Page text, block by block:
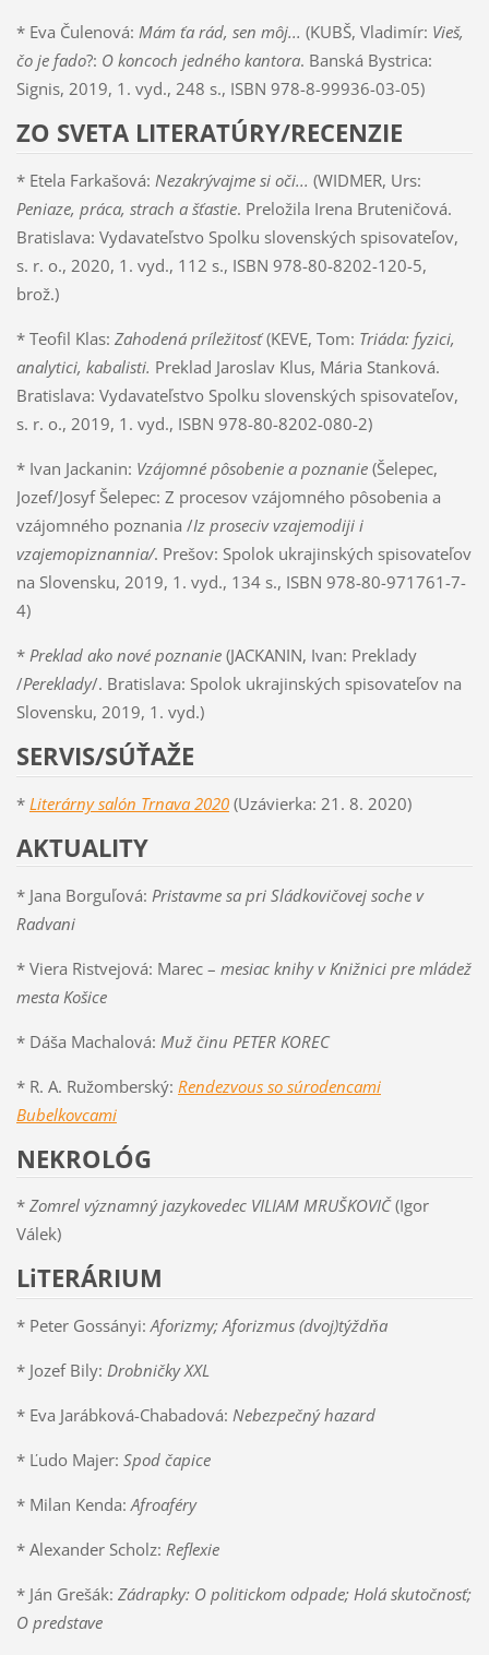
* Eva Čulenová: Mám ťa rád, sen môj... (KUBŠ, Vladimír: Vieš,
čo je fado?: O koncoch jedného kantora. Banská Bystrica:
Signis, 2019, 1. vyd., 248 s., ISBN 978-8-99936-03-05)
ZO SVETA LITERATÚRY/RECENZIE
* Etela Farkašová: Nezakrývajme si oči... (WIDMER, Urs:
Peniaze, práca, strach a šťastie. Preložila Irena Bruteničová.
Bratislava: Vydavateľstvo Spolku slovenských spisovateľov,
s. r. o., 2020, 1. vyd., 112 s., ISBN 978-80-8202-120-5,
brož.)
* Teofil Klas: Zahodená príležitosť(KEVE, Tom: Triáda: fyzici,
analytici, kabalisti. Preklad Jaroslav Klus, Mária Stanková.
Bratislava: Vydavateľstvo Spolku slovenských spisovateľov,
s. r. o., 2019, 1. vyd., ISBN 978-80-8202-080-2)
* Ivan Jackanin: Vzájomné pôsobenie a poznanie(Šelepec,
Jozef/Josyf Šelepec: Z procesov vzájomného pôsobenia a
vzájomného poznania /Iz proseciv vzajemodiji i
vzajemopiznannia/. Prešov: Spolok ukrajinských spisovateľov
na Slovensku, 2019, 1. vyd., 134 s., ISBN 978-80-971761-7-
4)
* Preklad ako nové poznanie(JACKANIN, Ivan: Preklady
/Pereklady/. Bratislava: Spolok ukrajinských spisovateľov na
Slovensku, 2019, 1. vyd.)
SERVIS/SÚŤAŽE
* Literárny salón Trnava 2020(Uzávierka: 21. 8. 2020)
AKTUALITY
* Jana Borguľová: Pristavme sa pri Sládkovičovej soche v
Radvani
* Viera Ristvejová: Marec – mesiac knihy v Knižnici pre mládež
mesta Košice
* Dáša Machalová: Muž činu PETER KOREC
* R. A. Ružomberský: Rendezvous so súrodencami
Bubelkovcami
NEKROLÓG
* Zomrel významný jazykovedec VILIAM MRUŠKOVIČ(Igor
Válek)
LiTERÁRIUM
* Peter Gossányi:Aforizmy; Aforizmus (dvoj)týždňa
* Jozef Bily: Drobničky XXL
* Eva Jarábková-Chabadová: Nebezpečný hazard
* Ľudo Majer: Spod čapice
* Milan Kenda:Afroaféry
* Alexander Scholz: Reflexie
* Ján Grešák: Zádrapky: O politickom odpade; Holá skutočnosť;
O predstave